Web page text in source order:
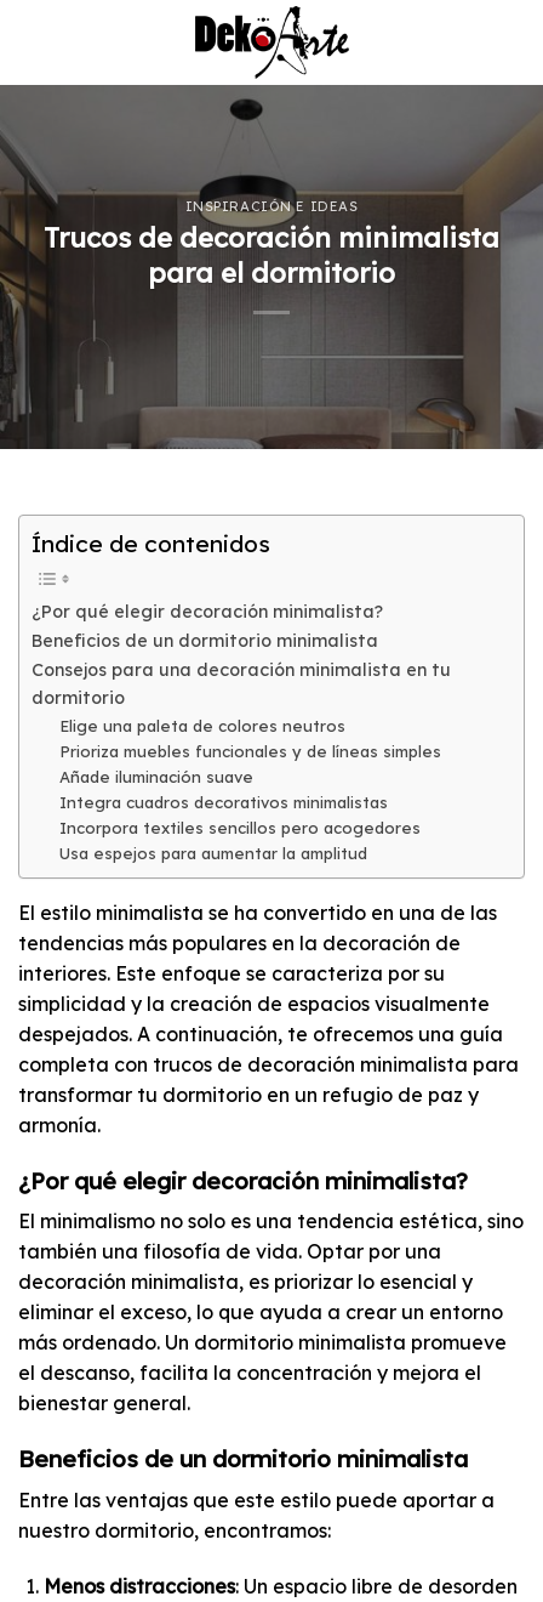
INSPIRACIÓN E IDEAS
Trucos de decoración minimalista
para el dormitorio
Índice de contenidos
¿Por qué elegir decoración minimalista?
Beneficios de un dormitorio minimalista
Consejos para una decoración minimalista en tu
dormitorio
Elige una paleta de colores neutros
Prioriza muebles funcionales y de líneas simples
Añade iluminación suave
Integra cuadros decorativos minimalistas
Incorpora textiles sencillos pero acogedores
Usa espejos para aumentar la amplitud
El estilo minimalista se ha convertido en una de las
tendencias más populares en la decoración de
interiores. Este enfoque se caracteriza por su
simplicidad y la creación de espacios visualmente
despejados. A continuación, te ofrecemos una guía
completa con trucos de decoración minimalista para
transformar tu dormitorio en un refugio de paz y
armonía.
¿Por qué elegir decoración minimalista?
El minimalismo no solo es una tendencia estética, sino
también una filosofía de vida. Optar por una
decoración minimalista, es priorizar lo esencial y
eliminar el exceso, lo que ayuda a crear un entorno
más ordenado. Un dormitorio minimalista promueve
el descanso, facilita la concentración y mejora el
bienestar general.
Beneficios de un dormitorio minimalista
Entre las ventajas que este estilo puede aportar a
nuestro dormitorio, encontramos:
Menos distracciones: Un espacio libre de desorden